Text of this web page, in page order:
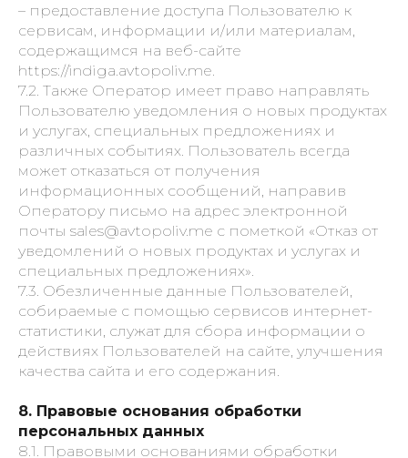
– предоставление доступа Пользователю к
сервисам, информации и/или материалам,
содержащимся на веб-сайте
https://indiga.avtopoliv.me.
7.2. Также Оператор имеет право направлять
Пользователю уведомления о новых продуктах
и услугах, специальных предложениях и
различных событиях. Пользователь всегда
может отказаться от получения
информационных сообщений, направив
Оператору письмо на адрес электронной
почты sales@avtopoliv.me с пометкой «Отказ от
уведомлений о новых продуктах и услугах и
специальных предложениях».
7.3. Обезличенные данные Пользователей,
собираемые с помощью сервисов интернет-
статистики, служат для сбора информации о
действиях Пользователей на сайте, улучшения
качества сайта и его содержания.
8. Правовые основания обработки
персональных данных
8.1. Правовыми основаниями обработки